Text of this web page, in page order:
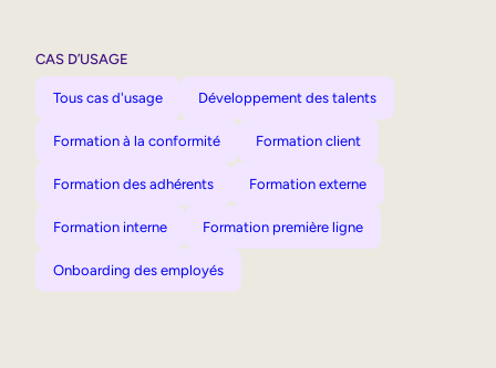
CAS D’USAGE
Tous cas d'usage Développement des talents
Formation à la conformité Formation client
Formation des adhérents Formation externe
Formation interne Formation première ligne
Onboarding des employés